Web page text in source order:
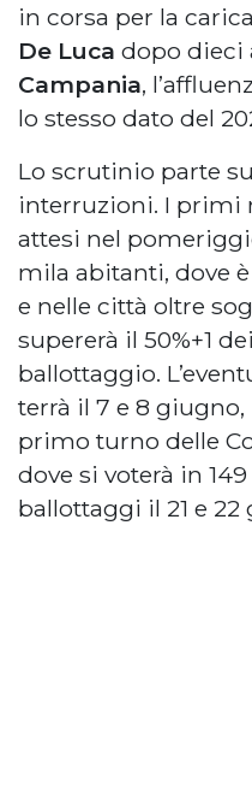
in corsa per la
De Luca dopo dieci
Campania,
lo stesso dato del
Lo scrutinio parte
interruzioni. I primi
attesi nel
mila abitanti, dove
e nelle città oltre
supererà il 50%+1
ballottaggio.
terrà il 7 e 8
primo turno delle
dove si voterà in
ballottaggi il 21 e 22